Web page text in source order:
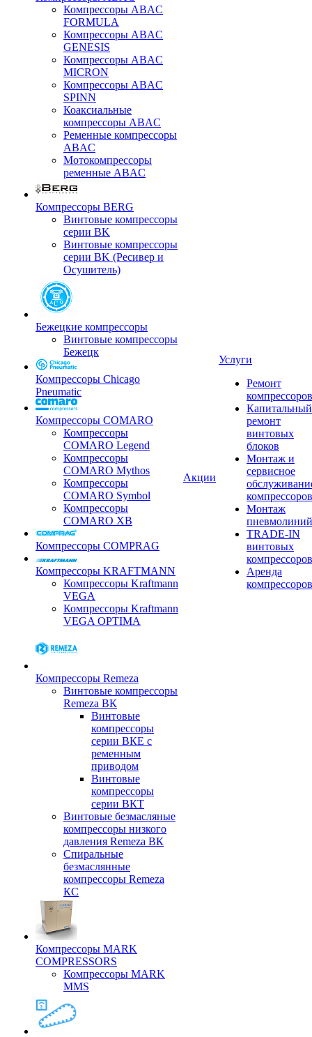
Компрессоры ABAC
FORMULA
Компрессоры ABAC
GENESIS
Компрессоры ABAC
MICRON
Компрессоры ABAC
SPINN
Коаксиальные
компрессоры ABAC
Ременные компрессоры
ABAC
Мотокомпрессоры
ременные ABAC
Компрессоры BERG
Винтовые компрессоры
серии BK
Винтовые компрессоры
серии BK (Ресивер и
Осушитель)
Бежецкие компрессоры
Винтовые компрессоры
Бежецк
Компрессоры Chicago
Pneumatic
Компрессоры COMARO
Компрессоры
COMARO Legend
Компрессоры
COMARO Mythos
Компрессоры
COMARO Symbol
Компрессоры
COMARO XB
Компрессоры COMPRAG
Компрессоры KRAFTMANN
Компрессоры Kraftmann
VEGA
Компрессоры Kraftmann
VEGA OPTIMA
Компрессоры Remeza
Винтовые компрессоры
Remeza ВК
Винтовые
компрессоры
серии ВКЕ с
ременным
приводом
Винтовые
компрессоры
серии ВКТ
Винтовые безмасляные
компрессоры низкого
давления Remeza ВК
Спиральные
безмаслянные
компрессоры Remeza
КС
Компрессоры MARK
COMPRESSORS
Компрессоры MARK
MMS
Акции
Услуги
Ремонт
компрессоров
Капитальный
ремонт
винтовых
блоков
Монтаж и
сервисное
компрессоров
Монтаж
пневмолиний
TRADE-IN
винтовых
компрессоров
Аренда
компрессоров